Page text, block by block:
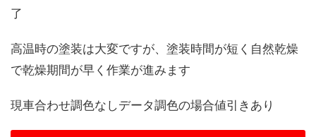
了
高温時の塗装は大変ですが、塗装時間が短く自然乾燥
で乾燥期間が早く作業が進みます
現車合わせ調色なしデータ調色の場合値引きあり